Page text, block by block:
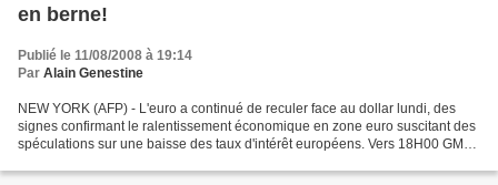
en berne!
Publié le 11/08/2008 à 19:14
Par Alain Genestine
NEW YORK (AFP) - L'euro a continué de reculer face au dollar lundi, des
signes confirmant le ralentissement économique en zone euro suscitant des
spéculations sur une baisse des taux d'intérêt européens. Vers 18H00 GMT